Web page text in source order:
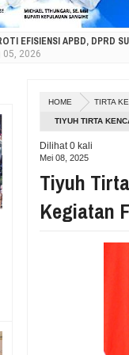
EFISIENSI APBD, DPRD
05, 2026
DPRD PROVINSI
2026
VIONITA KUERA SERAP
YULIUS BAWAKAN
CEPAT PEMPROV SULUT
IRENE GOLDA
II DPRD SULUT, ROYKE
HOME TIRTA
TIYUH TIRTA
Dilihat0 kali
Mei 08, 2025
Tiyuh
Kegiatan